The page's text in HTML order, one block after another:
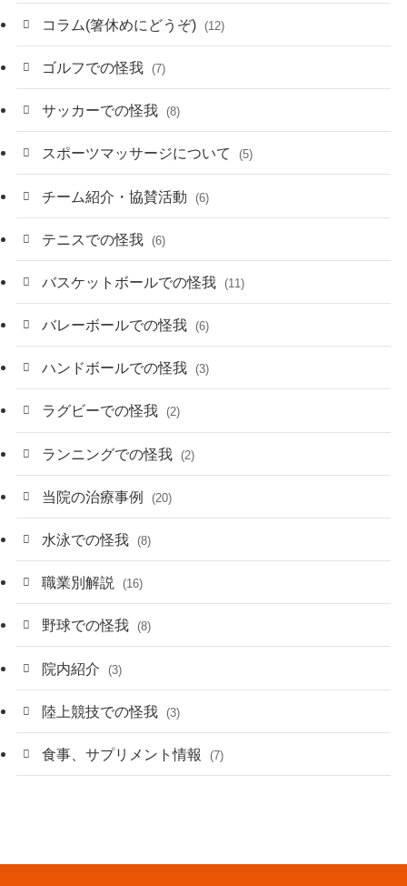
コラム(箸休めにどうぞ) (12)
ゴルフでの怪我 (7)
サッカーでの怪我 (8)
スポーツマッサージについて (5)
チーム紹介・協賛活動 (6)
テニスでの怪我 (6)
バスケットボールでの怪我 (11)
バレーボールでの怪我 (6)
ハンドボールでの怪我 (3)
ラグビーでの怪我 (2)
ランニングでの怪我 (2)
当院の治療事例 (20)
水泳での怪我 (8)
職業別解説 (16)
野球での怪我 (8)
院内紹介 (3)
陸上競技での怪我 (3)
食事、サプリメント情報 (7)